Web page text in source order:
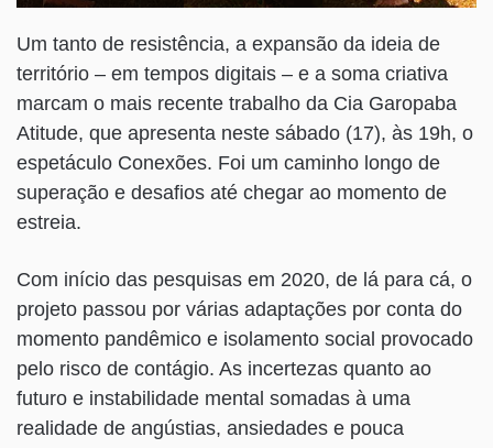
Um tanto de resistência, a expansão da ideia de
território – em tempos digitais – e a soma criativa
marcam o mais recente trabalho da Cia Garopaba
Atitude, que apresenta neste sábado (17), às 19h, o
espetáculo Conexões. Foi um caminho longo de
superação e desafios até chegar ao momento de
estreia.
Com início das pesquisas em 2020, de lá para cá, o
projeto passou por várias adaptações por conta do
momento pandêmico e isolamento social provocado
pelo risco de contágio. As incertezas quanto ao
futuro e instabilidade mental somadas à uma
realidade de angústias, ansiedades e pouca